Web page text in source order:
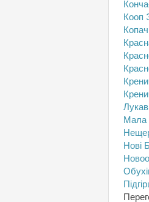
Кооп
Мала
Нові